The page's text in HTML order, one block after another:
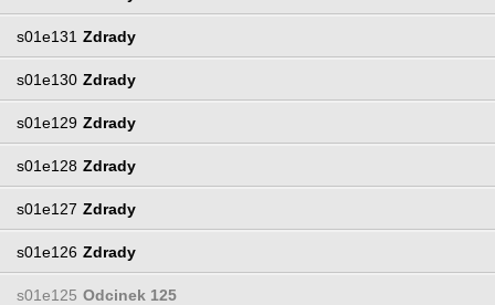
s01e131 Zdrady
s01e130 Zdrady
s01e129 Zdrady
s01e128 Zdrady
s01e127 Zdrady
s01e126 Zdrady
s01e125 Odcinek 125